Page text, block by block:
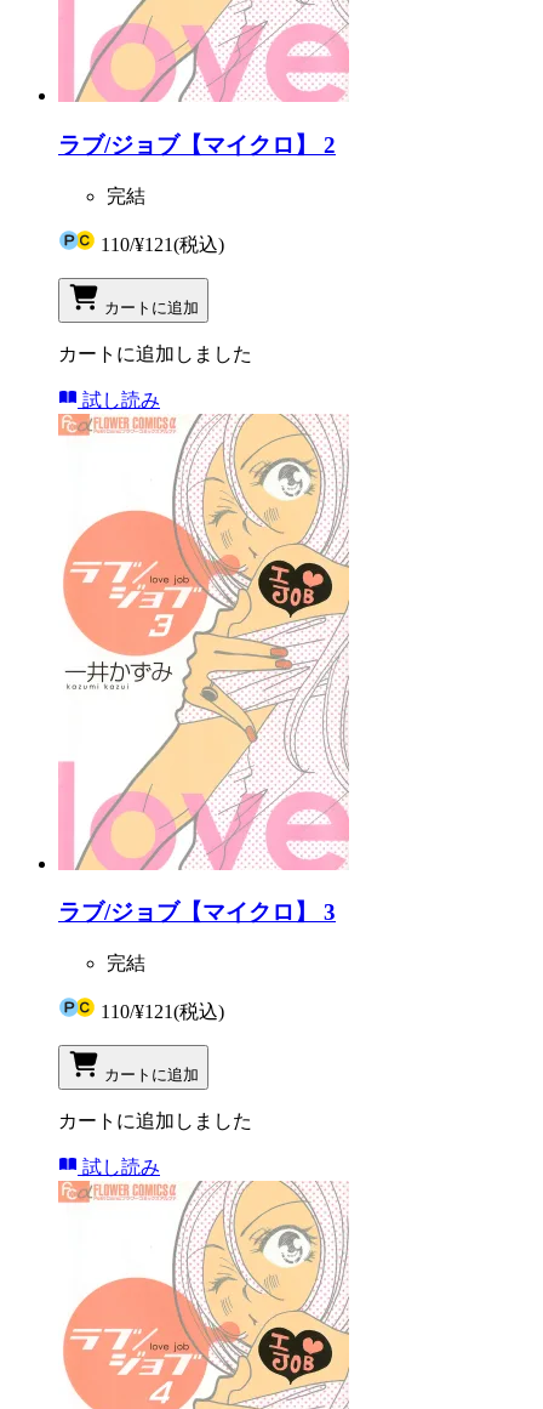
ラブ/ジョブ【マイクロ】 2
完結
110/¥121(税込)
カートに追加
カートに追加しました
試し読み
ラブ/ジョブ【マイクロ】 3
完結
110/¥121(税込)
カートに追加
カートに追加しました
試し読み